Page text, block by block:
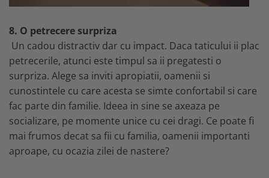
8. O petrecere surpriza
Un cadou distractiv dar cu impact. Daca taticului ii plac
petrecerile, atunci este timpul sa ii pregatesti o
surpriza. Alege sa inviti apropiatii, oamenii si
cunostintele cu care acesta se simte confortabil si care
fac parte din familie. Ideea in sine se axeaza pe
socializare, pe momente unice cu cei dragi. Ce poate fi
mai frumos decat sa fii cu familia, oamenii importanti
aproape, cu ocazia zilei de nastere?